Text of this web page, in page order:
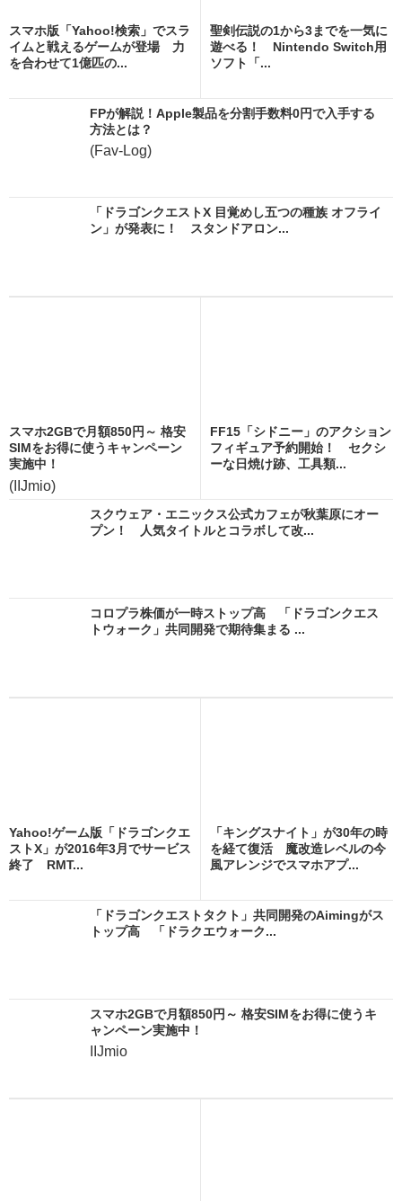
スマホ版「Yahoo!検索」でスラ
イムと戦えるゲームが登場 力
を合わせて1億匹の...
聖剣伝説の1から3までを一気に
遊べる！ Nintendo Switch用
ソフト「...
FPが解説！Apple製品を分割手数料0円で入手する
方法とは？
(Fav-Log)
「ドラゴンクエストX 目覚めし五つの種族 オフライ
ン」が発表に！ スタンドアロン...
スマホ2GBで月額850円～ 格安
SIMをお得に使うキャンペーン
実施中！
(IIJmio)
FF15「シドニー」のアクション
フィギュア予約開始！ セクシ
ーな日焼け跡、工具類...
スクウェア・エニックス公式カフェが秋葉原にオー
プン！ 人気タイトルとコラボして改...
コロプラ株価が一時ストップ高 「ドラゴンクエス
トウォーク」共同開発で期待集まる ...
Yahoo!ゲーム版「ドラゴンクエ
ストX」が2016年3月でサービス
終了 RMT...
「キングスナイト」が30年の時
を経て復活 魔改造レベルの今
風アレンジでスマホアプ...
「ドラゴンクエストタクト」共同開発のAimingがス
トップ高 「ドラクエウォーク...
スマホ2GBで月額850円～ 格安SIMをお得に使うキ
ャンペーン実施中！
IIJmio